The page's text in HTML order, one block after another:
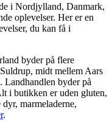
i Nordjylland, Danmark,
oplevelser. Her er en
du kan få i
byder på flere
midt mellem Aars
byder på
i butikken er uden gluten,
marmeladerne,
.